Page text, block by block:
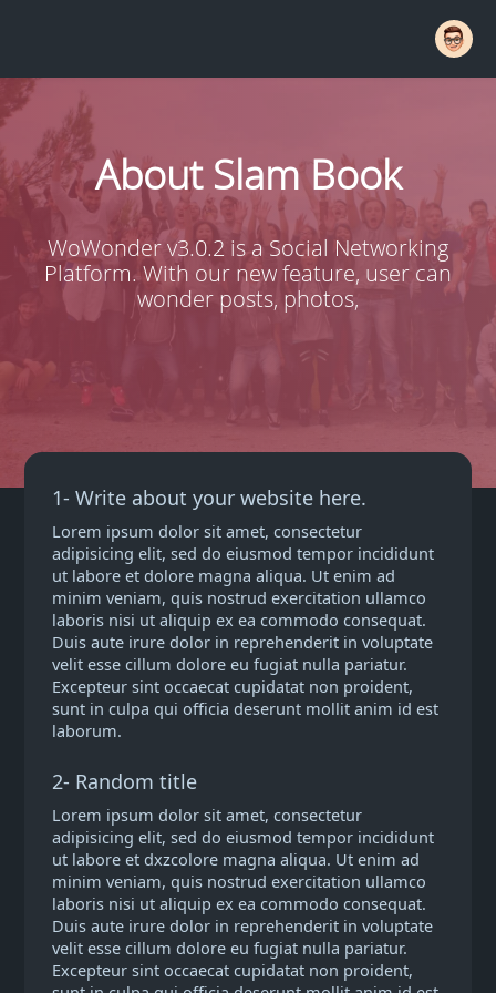
About Slam Book
WoWonder v3.0.2 is a Social Networking
Platform. With our new feature, user can
wonder posts, photos,
1- Write about your website here.
Lorem ipsum dolor sit amet, consectetur
adipisicing elit, sed do eiusmod tempor incididunt
ut labore et dolore magna aliqua. Ut enim ad
minim veniam, quis nostrud exercitation ullamco
laboris nisi ut aliquip ex ea commodo consequat.
Duis aute irure dolor in reprehenderit in voluptate
velit esse cillum dolore eu fugiat nulla pariatur.
Excepteur sint occaecat cupidatat non proident,
sunt in culpa qui officia deserunt mollit anim id est
laborum.
2- Random title
Lorem ipsum dolor sit amet, consectetur
adipisicing elit, sed do eiusmod tempor incididunt
ut labore et dxzcolore magna aliqua. Ut enim ad
minim veniam, quis nostrud exercitation ullamco
laboris nisi ut aliquip ex ea commodo consequat.
Duis aute irure dolor in reprehenderit in voluptate
velit esse cillum dolore eu fugiat nulla pariatur.
Excepteur sint occaecat cupidatat non proident,